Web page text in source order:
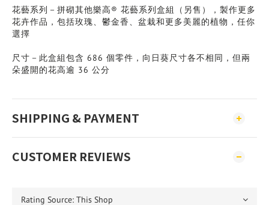
花藝系列－拼砌其他樂高® 花藝系列盒組（另售），製作更多
花卉作品，包括玫瑰、鬱金香、盆栽和更多美麗的植物，任你
選擇
尺寸－此盒組包含 686 個零件，向日葵尺寸各不相同，但兩
朵盛開的花高逾 36 公分
SHIPPING & PAYMENT
CUSTOMER REVIEWS